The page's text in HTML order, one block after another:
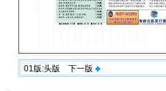
01版:头版下一版